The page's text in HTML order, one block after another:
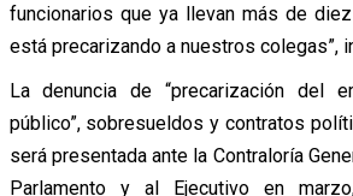
funcionarios que ya llevan más de
está precarizando a nuestros colegas”,
La denuncia de “precarización del
público”, sobresueldos y contratos
será presentada ante la Contraloría
Parlamento y al Ejecutivo en